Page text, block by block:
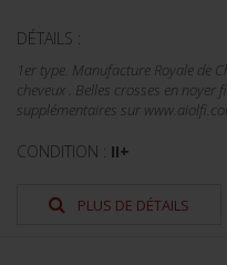
DÉTAILS :
1er type. Manufacture Royale de
cheveux . Belles crosses en
supplémentaires sur
CONDITION : II+
PLUS DE DÉTAILS